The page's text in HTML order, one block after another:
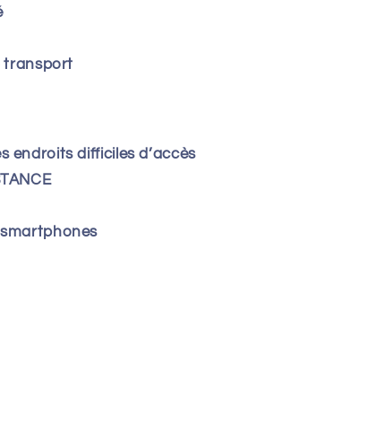
transport
endroits difficiles d’accès